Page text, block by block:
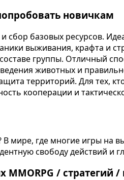
новичкам
сбор базовых ресурсов.
выживания, крафта и
группы. Отличный
животных и
территорий. Для тех,
кооперации и
В мире, где многие игры
свободу действий и
MMORPG / стратегий